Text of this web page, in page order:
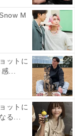
M
ットに
感...
ットに
る...